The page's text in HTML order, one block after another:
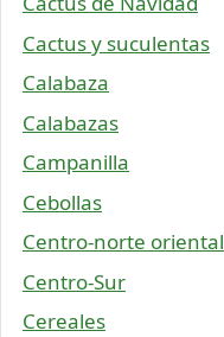
Cactus y suculentas
Calabaza
Calabazas
Campanilla
Cebollas
Centro-norte oriental
Centro-Sur
Cereales